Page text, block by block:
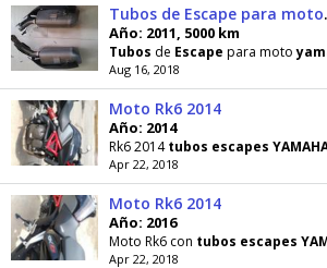
Tubos
Año: 2011, 5000 km
Tubos de Escape para moto
Aug 16, 2018
Moto Rk6 2014
Año: 2014
Rk6 2014tubos escapes
Apr 22, 2018
Moto Rk6 2014
Año: 2016
Moto Rk6 con tubos escapes
Apr 22, 2018